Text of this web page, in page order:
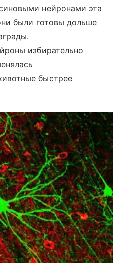
нейронами эта
были готовы дольше
избирательно
быстрее